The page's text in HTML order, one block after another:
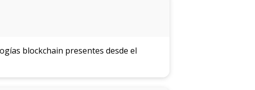
blockchain presentes desde el